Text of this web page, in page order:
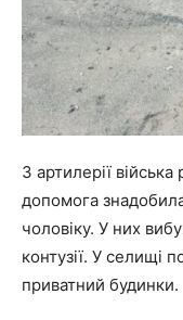
З артилерії
допомога
чоловіку. У них
контузії. У селищі
приватний будинки.